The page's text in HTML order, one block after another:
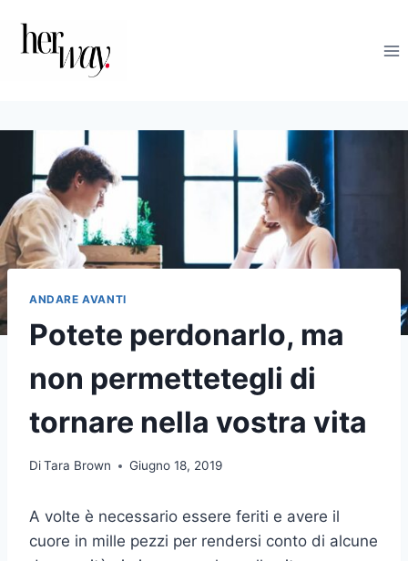
contenuto
ANDARE AVANTI
Potete perdonarlo, ma
non permettetegli di
tornare nella vostra vita
DiTara Brown Giugno 18, 2019
A volte è necessario essere feriti e avere il
cuore in mille pezzi per rendersi conto di alcune